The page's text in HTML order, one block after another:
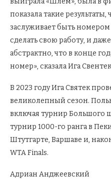
показала такие
заслуживает быть
сделать свою работу, и
абстрактно, что в конце
номер», сказала Ига
В 2023 году Ига Святек
великолепный сезон.
включая турнир Большого
турнир 1000-го ранга в
Штутгарте, Варшаве и,
WTA Finals.
Адриан Анджеевский